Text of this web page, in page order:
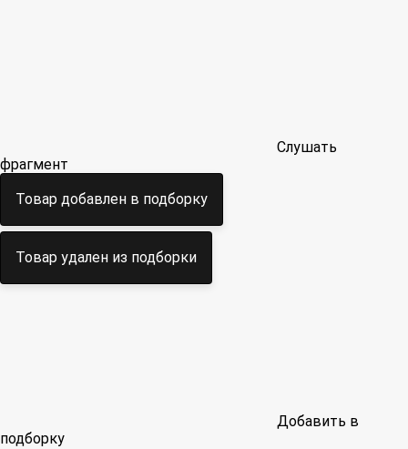
Слушать
фрагмент
Товар добавлен в подборку
Товар удален из подборки
Добавить в
подборку